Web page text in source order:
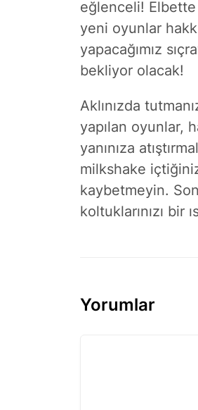
eğlenceli!
yeni oyunlar
yapacağımız
bekliyor olacak!
Aklınızda
yapılan oyunlar,
yanınıza
milkshake
kaybetmeyin.
koltuklarınızı bir
Yorumlar